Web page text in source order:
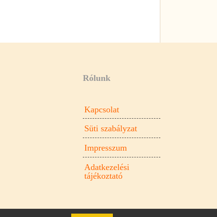
Rólunk
Kapcsolat
Süti szabályzat
Impresszum
Adatkezelési
tájékoztató